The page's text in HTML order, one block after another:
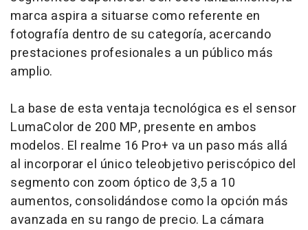
marca aspira a situarse como referente en
fotografía dentro de su categoría, acercando
prestaciones profesionales a un público más
amplio.
La base de esta ventaja tecnológica es el sensor
LumaColor de 200 MP, presente en ambos
modelos. El realme 16 Pro+ va un paso más allá
al incorporar el único teleobjetivo periscópico del
segmento con zoom óptico de 3,5 a 10
aumentos, consolidándose como la opción más
avanzada en su rango de precio. La cámara